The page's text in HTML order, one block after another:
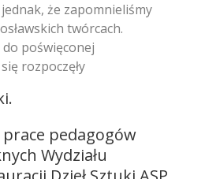
że zapomnieliśmy
twórcach.
poświęconej
rozpoczęły
prace pedagogów
Wydziału